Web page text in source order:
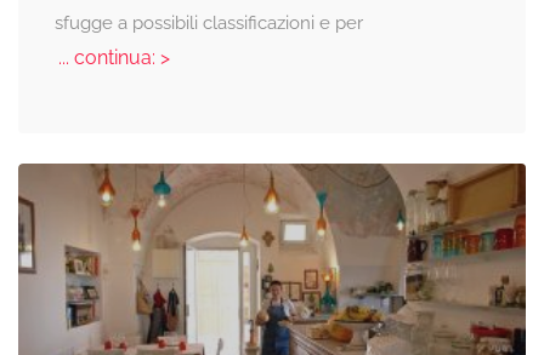
sfugge a possibili classificazioni e per
... continua: >